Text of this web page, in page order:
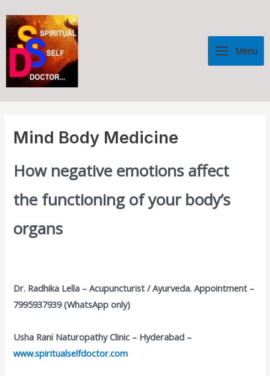
to
content
Menu
Menu
Mind Body Medicine
How negative emotions affect
the functioning of your body’s
organs
Dr. Radhika Lella – Acupuncturist / Ayurveda. Appointment –
7995937939 (WhatsApp only)
Usha Rani Naturopathy Clinic – Hyderabad –
www.spiritualselfdoctor.com